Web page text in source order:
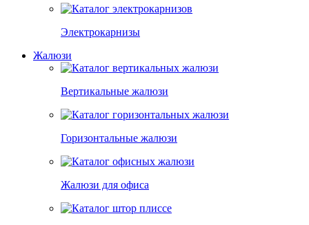
Электрокарнизы
Жалюзи
Вертикальные жалюзи
Горизонтальные жалюзи
Жалюзи для офиса